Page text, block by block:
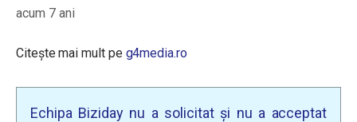
acum 7 ani
Citește mai mult pe g4media.ro
Echipa Biziday nu a solicitat și nu a acceptat